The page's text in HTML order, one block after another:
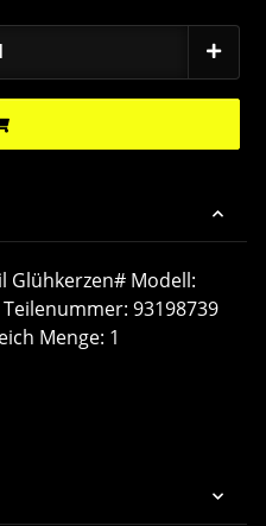
Glühkerzen# Modell:
93198739
Menge: 1